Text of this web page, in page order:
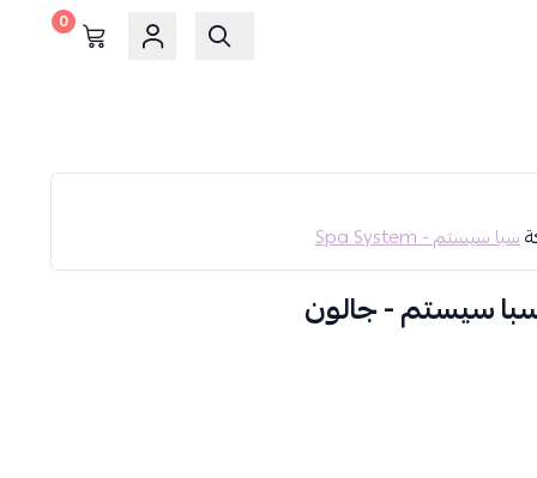
0
سبا سيستم - Spa System
سيستم - جالون